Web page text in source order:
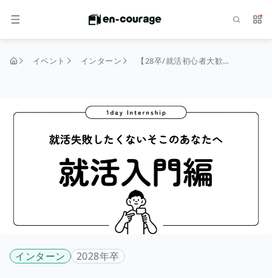
メニュー サ
イベント インターン 【28卒/就活初心者大歓迎】 1dayインターンシップ グループディスカッション体験～理想の賃貸住宅を企画してみよう～ #大手内定者多数輩出 #早期選考優先案内有
インターン 2028年卒